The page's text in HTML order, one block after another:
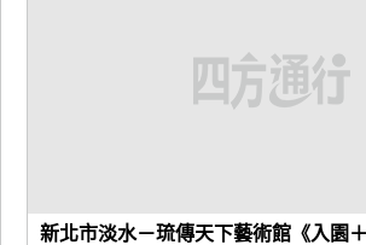
計
新北市淡水－琉傳天下藝術館《入園